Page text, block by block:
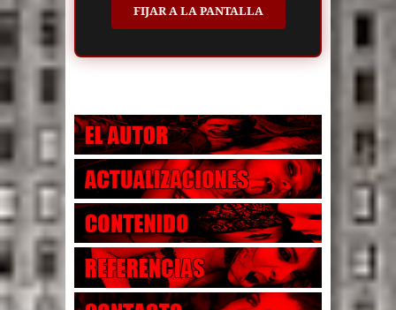
FIJAR A LA PANTALLA